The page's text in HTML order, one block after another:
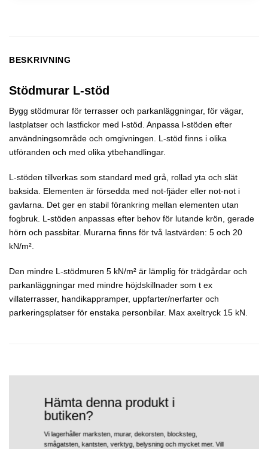
BESKRIVNING
Stödmurar L-stöd
Bygg stödmurar för terrasser och parkanläggningar, för vägar,
lastplatser och lastfickor med l-stöd. Anpassa l-stöden efter
användningsområde och omgivningen. L-stöd finns i olika
utföranden och med olika ytbehandlingar.
L-stöden tillverkas som standard med grå, rollad yta och slät
baksida. Elementen är försedda med not-fjäder eller not-not i
gavlarna. Det ger en stabil förankring mellan elementen utan
fogbruk. L-stöden anpassas efter behov för lutande krön, gerade
hörn och passbitar. Murarna finns för två lastvärden: 5 och 20
kN/m².
Den mindre L-stödmuren 5 kN/m² är lämplig för trädgårdar och
parkanläggningar med mindre höjdskillnader som t ex
villaterrasser, handikappramper, uppfarter/nerfarter och
parkeringsplatser för enstaka personbilar. Max axeltryck 15 kN.
Hämta denna produkt i
butiken?
Vi lagerhåller marksten, murar, dekorsten, blocksteg,
smågatsten, kantsten, verktyg, belysning och mycket mer. Vill